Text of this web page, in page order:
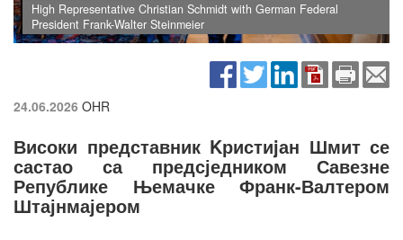
High Representative Christian Schmidt with German Federal
President Frank-Walter Steinmeier
24.06.2026 OHR
Високи представник Kристиjан Шмит се
састао са предсједником Савезне
Републике Њемачке Франк-Валтером
Штајнмајером